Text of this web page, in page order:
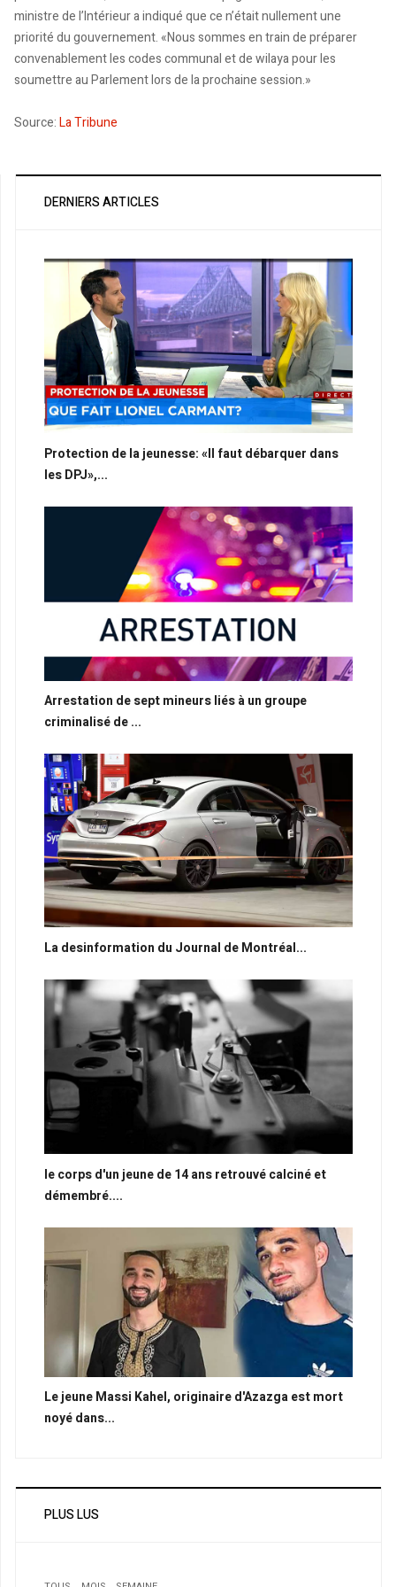
ministre de l’Intérieur a indiqué que ce n’était nullement une
priorité du gouvernement. «Nous sommes en train de préparer
convenablement les codes communal et de wilaya pour les
soumettre au Parlement lors de la prochaine session.»
Source:La Tribune
DERNIERS ARTICLES
Protection de la jeunesse: «Il faut débarquer dans
les DPJ»,...
Arrestation de sept mineurs liés à un groupe
criminalisé de ...
La desinformation du Journal de Montréal...
le corps d'un jeune de 14 ans retrouvé calciné et
démembré....
Le jeune Massi Kahel, originaire d'Azazga est mort
noyé dans...
PLUS LUS